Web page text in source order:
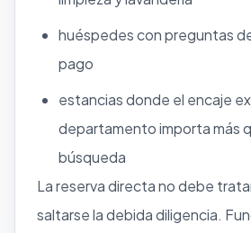
huéspedes con preguntas
pago
estancias donde el encaje
departamento importa más
búsqueda
La reserva directa no debe
saltarse la debida diligencia.